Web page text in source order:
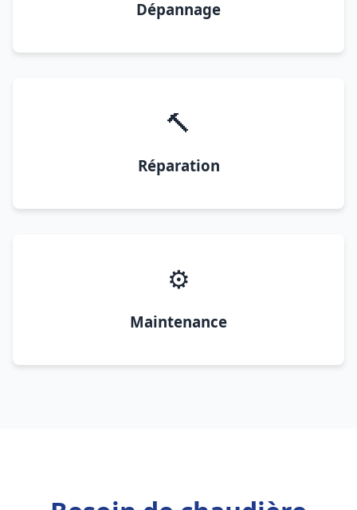
Dépannage
🔨
Réparation
⚙️
Maintenance